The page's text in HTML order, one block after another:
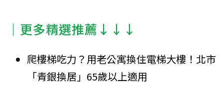
│更多精選推薦↓↓↓
爬樓梯吃力？用老公寓換住電梯大樓！北市
「青銀換居」65歲以上適用